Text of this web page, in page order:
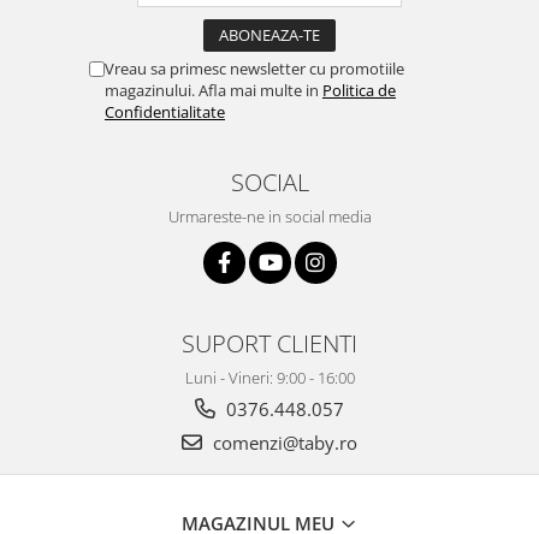
Vreau sa primesc newsletter cu promotiile
magazinului. Afla mai multe in Politica de
Confidentialitate
SOCIAL
Urmareste-ne in social media
SUPORT CLIENTI
Luni - Vineri: 9:00 - 16:00
0376.448.057
comenzi@taby.ro
MAGAZINUL MEU